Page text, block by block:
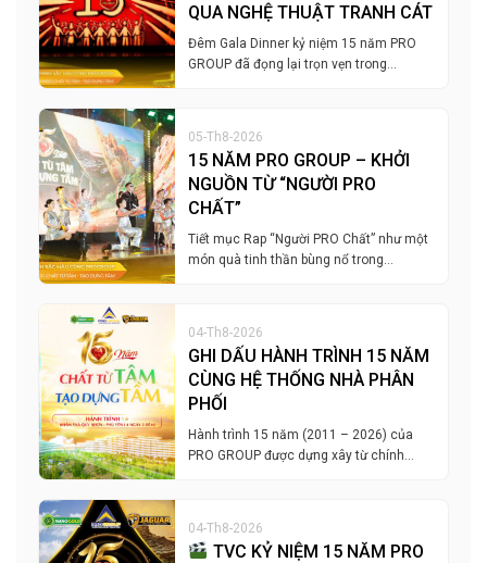
QUA NGHỆ THUẬT TRANH CÁT
Đêm Gala Dinner kỷ niệm 15 năm PRO
GROUP đã đọng lại trọn vẹn trong…
05-Th8-2026
15 NĂM PRO GROUP – KHỞI
NGUỒN TỪ “NGƯỜI PRO
CHẤT”
Tiết mục Rap “Người PRO Chất” như một
món quà tinh thần bùng nổ trong…
04-Th8-2026
GHI DẤU HÀNH TRÌNH 15 NĂM
CÙNG HỆ THỐNG NHÀ PHÂN
PHỐI
Hành trình 15 năm (2011 – 2026) của
PRO GROUP được dựng xây từ chính…
04-Th8-2026
TVC KỶ NIỆM 15 NĂM PRO